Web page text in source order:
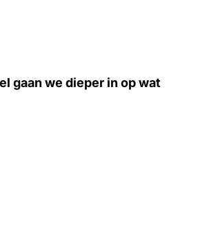
gaan we dieper in op wat